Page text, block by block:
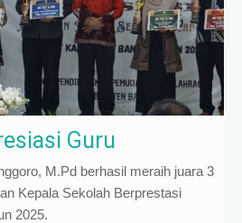
Guru
M.Pd berhasil meraih juara 3
Kepala Sekolah Berprestasi
2025.